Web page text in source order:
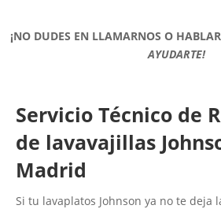
¡NO DUDES EN LLAMARNOS O
AYUDARTE!
Servicio Técnico de
de lavavajillas
Madrid
Si tu lavaplatos Johnson ya no te deja